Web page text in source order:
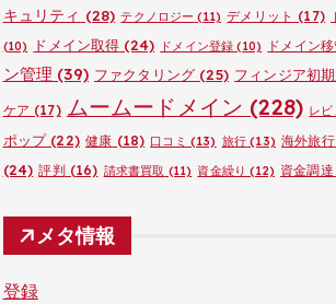
キュリティ (28) テクノロジー (11) デメリット (17)
(10)
ドメイン取得 (24) ドメイン登録 (10) ドメイン
ン管理 (39) ファクタリング (25) フィンジア初
ケア (17) ムームードメイン (228) レビ
ポップ(22) 健康 (18) 口コミ (13) 旅行 (13) 海外旅行
(24) 評判 (16) 請求書買取 (11) 資金繰り (12) 資金調達
メタ情報
登録